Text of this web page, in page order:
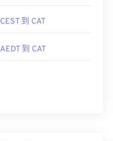
CEST 到 CAT
AEDT 到 CAT